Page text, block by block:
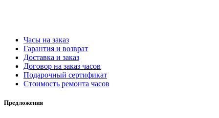
Часы на заказ
Гарантия и возврат
Доставка и заказ
Договор на заказ часов
Подарочный сертификат
Стоимость ремонта часов
Предложения